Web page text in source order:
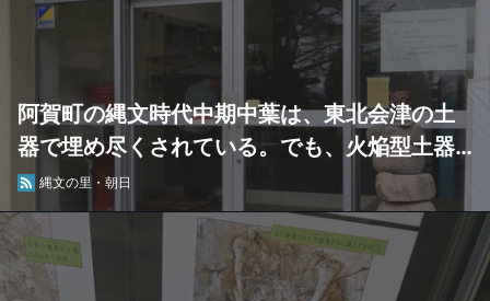
阿賀町の縄文時代中期中葉は、東北会津の土
器で埋め尽くされている。でも、火焔型土器
や北陸系土器に出会った～。
縄文の里・朝日